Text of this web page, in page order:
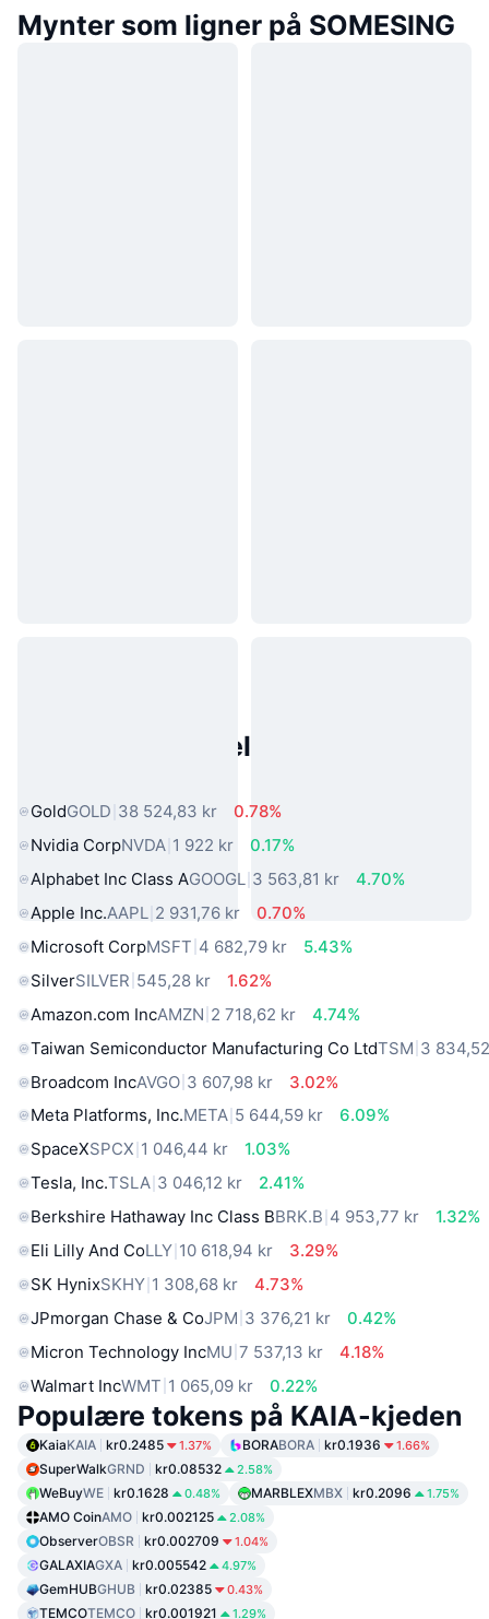
Mynter som ligner på SOMESING
Populære eiendeler fra den
GoldGOLD 38 524,83 kr
0.78%
Nvidia CorpNVDA 1 922 kr
0.17%
Alphabet Inc Class AGOOGL 3 563,81 kr
4.70%
Apple Inc.AAPL 2 931,76 kr
0.70%
Microsoft CorpMSFT 4 682,79 kr
5.43%
SilverSILVER 545,28 kr
1.62%
Amazon.com IncAMZN 2 718,62 kr
4.74%
Taiwan Semiconductor Manufacturing Co LtdTSM 3
Broadcom IncAVGO 3 607,98 kr
3.02%
Meta Platforms, Inc.META 5 644,59 kr
6.09%
SpaceXSPCX 1 046,44 kr
1.03%
Tesla, Inc.TSLA 3 046,12 kr
2.41%
Berkshire Hathaway Inc Class BBRK.B 4 953,77 kr
1.32%
Eli Lilly And CoLLY 10 618,94 kr
3.29%
SK HynixSKHY 1 308,68 kr
4.73%
JPmorgan Chase & CoJPM 3 376,21 kr
0.42%
Micron Technology IncMU 7 537,13 kr
4.18%
Walmart IncWMT 1 065,09 kr 0.22%
Populære tokens på KAIA-kjeden
KaiaKAIA kr0.2485 1.37% BORABORA kr0.1936 1.66%
SuperWalkGRND kr0.08532 2.58%
WeBuyWE kr0.1628 0.48% MARBLEXMBX kr0.2096 1.75%
AMO CoinAMO kr0.002125 2.08%
ObserverOBSR kr0.002709 1.04%
GALAXIAGXA kr0.005542 4.97%
GemHUBGHUB kr0.02385 0.43%
TEMCOTEMCO kr0.001921 1.29%